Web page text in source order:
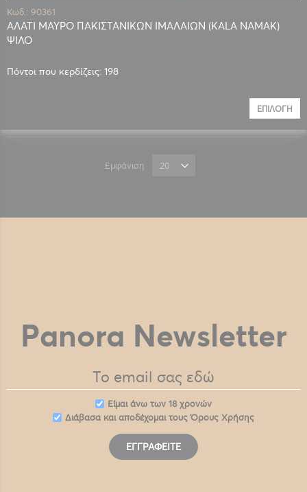
Κωδ.: 90361
ΑΛΑΤΙ ΜΑΥΡΟ ΠΑΚΙΣΤΑΝΙΚΩΝ ΙΜΑΛΑΙΩΝ (KALA NAMAK)
ΨΙΛΟ
Πόντοι που κερδίζεις: 198
ΕΠΙΛΟΓΉ
Εμφάνιση
Panora Newsletter
Eίμαι άνω των 18 χρονών
Διάβασα και αποδέχομαι τουςΌρους Χρήσης
ΕΓΓΡΑΦΕΊΤΕ